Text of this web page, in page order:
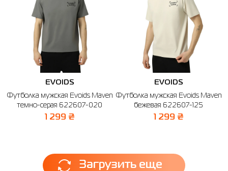
EVOIDS
Футболка мужская Evoids Maven
темно-серая 622607-020
1 299 ₴
EVOIDS
Футболка мужская Evoids Maven
бежевая 622607-125
1 299 ₴
Загрузить еще